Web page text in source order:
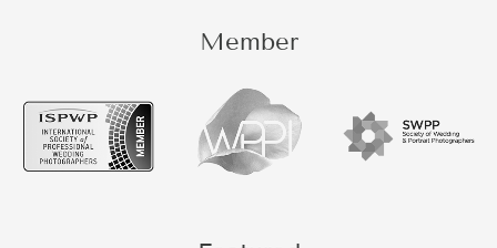
Member